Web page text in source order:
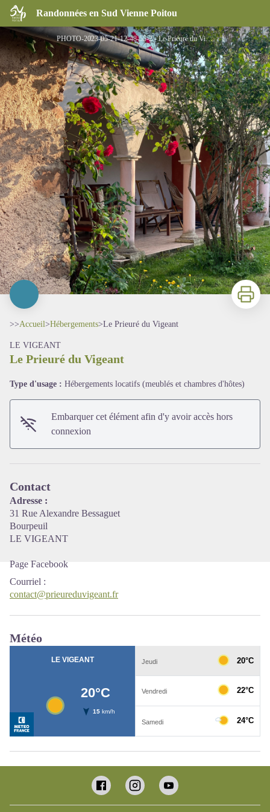
Randonnées en Sud Vienne Poitou
Le Prieuré du Vigeant
PHOTO-2023-05-21-12-48-55-2 - Le Prieuré du Vigeant
Imprimer
>>Accueil>Hébergements>Le Prieuré du Vigeant
LE VIGEANT
Le Prieuré du Vigeant
Type d'usage : Hébergements locatifs (meublés et chambres d'hôtes)
Embarquer cet élément afin d'y avoir accès hors
connexion
Contact
Adresse :
31 Rue Alexandre Bessaguet
Bourpeuil
LE VIGEANT
Page Facebook
Courriel :
contact@prieureduvigeant.fr
Météo